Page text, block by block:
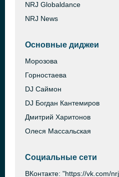
NRJ Globaldance
NRJ News
Основные диджеи
Морозова
Горностаева
DJ Саймон
DJ Богдан Кантемиров
Дмитрий Харитонов
Олеся Массальская
Социальные сети
ВКонтакте: "https://vk.com/